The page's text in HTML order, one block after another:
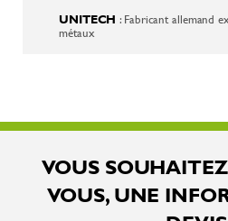
UNITECH : Fabricant allemand
métaux
VOUS
VOUS, UNE